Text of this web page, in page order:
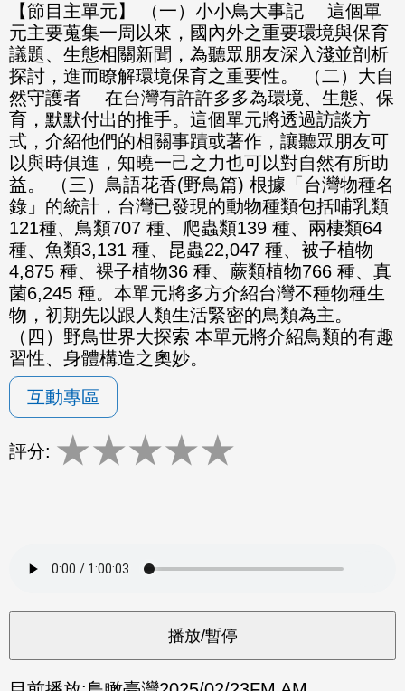
【節目主單元】 （一）小小鳥大事記 這個單
元主要蒐集一周以來，國內外之重要環境與保育
議題、生態相關新聞，為聽眾朋友深入淺並剖析
探討，進而瞭解環境保育之重要性。 （二）大自
然守護者 在台灣有許許多多為環境、生態、保
育，默默付出的推手。這個單元將透過訪談方
式，介紹他們的相關事蹟或著作，讓聽眾朋友可
以與時俱進，知曉一己之力也可以對自然有所助
益。 （三）鳥語花香(野鳥篇) 根據「台灣物種名
錄」的統計，台灣已發現的動物種類包括哺乳類
121種、鳥類707 種、爬蟲類139 種、兩棲類64
種、魚類3,131 種、昆蟲22,047 種、被子植物
4,875 種、裸子植物36 種、蕨類植物766 種、真
菌6,245 種。本單元將多方介紹台灣不種物種生
物，初期先以跟人類生活緊密的鳥類為主。
（四）野鳥世界大探索 本單元將介紹鳥類的有趣
習性、身體構造之奧妙。
互動專區
評分: ★★★★★